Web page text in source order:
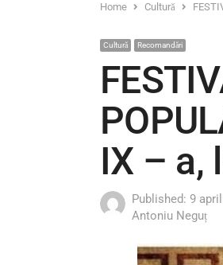
Home Cultură
Cultură Recomandări
IX – a,
Published: 9
Author
Antoniu Neguț